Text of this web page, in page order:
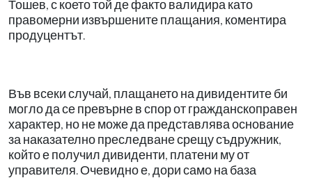
Тошев, с което той де факто валидира като
правомерни извършените плащания, коментира
продуцентът.
Във всеки случай, плащането на дивидентите би
могло да се превърне в спор от гражданскоправен
характер, но не може да представлява основание
за наказателно преследване срещу съдружник,
който е получил дивиденти, платени му от
управителя. Очевидно е, дори само на база